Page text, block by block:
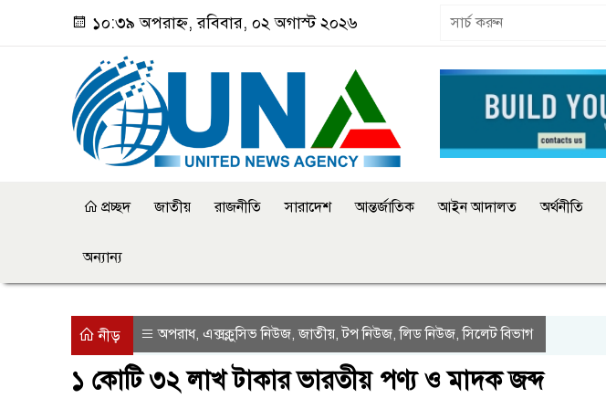
১০:৩৯ অপরাহ্ন, রবিবার, ০২ অগাস্ট ২০২৬
প্রচ্ছদ জাতীয় রাজনীতি সারাদেশ আন্তর্জাতিক আইন আদালত অর্থনীতি
অন্যান্য
নীড় অপরাধ, এক্সক্লুসিভ নিউজ ,জাতীয় ,টপ নিউজ ,লিড নিউজ ,সিলেট বিভাগ
১ কোটি ৩২ লাখ টাকার ভারতীয় পণ্য ও মাদক জব্দ